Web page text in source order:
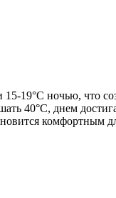
19°C ночью, что
40°C, днем
комфортным